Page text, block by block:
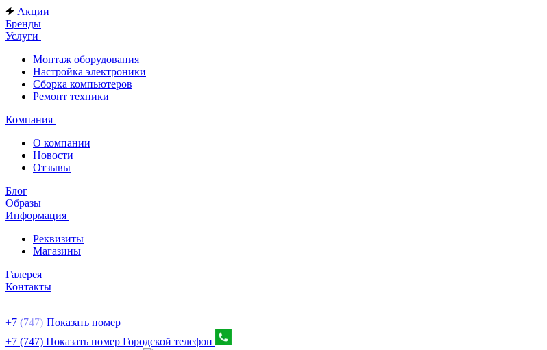
Акции
Бренды
Услуги
Монтаж оборудования
Настройка электроники
Сборка компьютеров
Ремонт техники
Компания
О компании
Новости
Отзывы
Блог
Образы
Информация
Реквизиты
Магазины
Галерея
Контакты
+7 (747) Показать номер
+7 (747) Показать номер Городской телефон